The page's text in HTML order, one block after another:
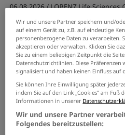
06.08.2026 /LORENZ Life Sciences
verwandte und ähnliche
PHP Symfony Backend
& Techlead Webshop
07.08.2026 / Hygi.de GmbH & Co.
Wir und unsere Partner speichern und/
auf einem Gerät zu, z.B. auf eindeutige
personenbezogene Daten zu verarbeiten.
akzeptieren oder verwalten. Klicken Sie
Sie zu einem beliebigen Zeitpunkt die
Datenschutzrichtlinien. Diese Präferenzen
signalisiert und haben keinen Einfluss auf
Sie können Ihre Einwilligung später
indem Sie auf den Link „Cookies” am Fuß
Informationen in unserer
Wir und unsere Partner
Folgendes bereitzustellen: